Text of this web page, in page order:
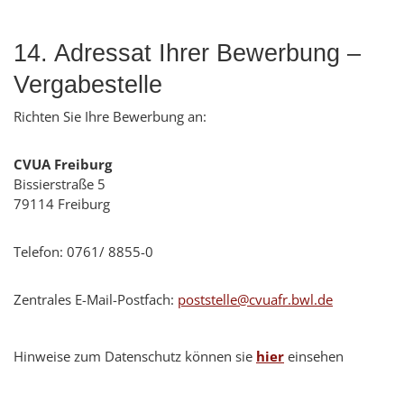
14. Adressat Ihrer Bewerbung –
Vergabestelle
Richten Sie Ihre Bewerbung an:
CVUA Freiburg
Bissierstraße 5
79114 Freiburg
Telefon: 0761/ 8855-0
Zentrales E-Mail-Postfach: poststelle@cvuafr.bwl.de
Hinweise zum Datenschutz können sie hier einsehen